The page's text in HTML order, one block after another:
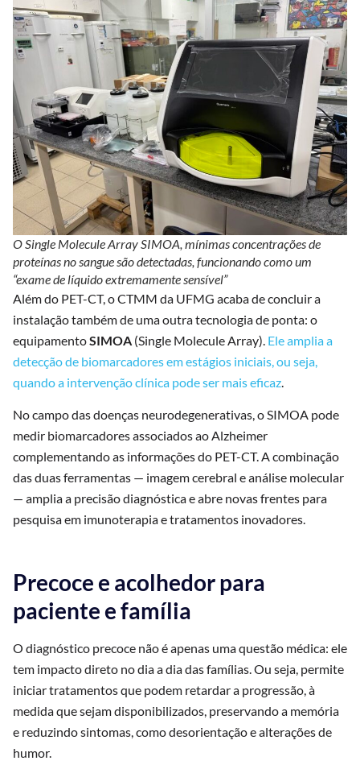
O Single Molecule Array SIMOA, mínimas concentrações de
proteínas no sangue são detectadas, funcionando como um
“exame de líquido extremamente sensível”
Além do PET-CT, o CTMM da UFMG acaba de concluir a
instalação também de uma outra tecnologia de ponta: o
equipamentoSIMOA (Single Molecule Array). Ele amplia a
detecção de biomarcadores em estágios iniciais, ou seja,
quando a intervenção clínica pode ser mais eficaz
No campo das doenças neurodegenerativas, o SIMOA pode
medir biomarcadores associados ao Alzheimer
complementando as informações do PET-CT. A combinação
das duas ferramentas — imagem cerebral e análise molecular
— amplia a precisão diagnóstica e abre novas frentes para
pesquisa em imunoterapia e tratamentos inovadores.
Precoce e acolhedor para
paciente e família
O diagnóstico precoce não é apenas uma questão médica: ele
tem impacto direto no dia a dia das famílias. Ou seja, permite
iniciar tratamentos que podem retardar a progressão, à
medida que sejam disponibilizados, preservando a memória
e reduzindo sintomas, como desorientação e alterações de
humor.